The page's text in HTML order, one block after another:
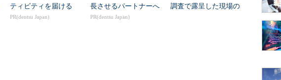
ティビティを届ける
PR(dentsu Japan)
長させるパートナーへ
PR(dentsu Japan)
調査で露呈した現場の